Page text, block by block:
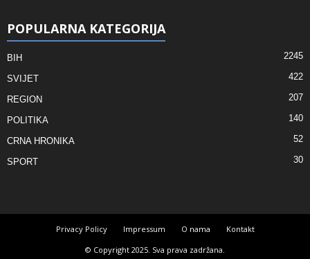
POPULARNA KATEGORIJA
BIH 2245
SVIJET 422
REGION 207
POLITIKA 140
CRNA HRONIKA 52
SPORT 30
Privacy Policy Impressum O nama
Kontakt
© Copyright 2025. Sva prava zadržana.